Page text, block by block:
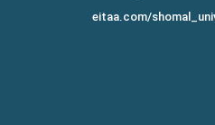
eitaa.com/